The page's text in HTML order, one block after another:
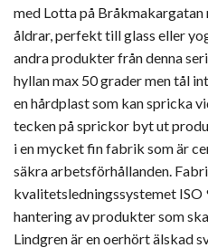
med Lotta på
åldrar, perfekt till glass eller
andra produkter från denna
hyllan max 50 grader men tål
en hårdplast som kan spricka
tecken på sprickor byt ut
i en mycket fin fabrik som är
säkra arbetsförhållanden.
kvalitetsledningssystemet
hantering av produkter som
Lindgren är en oerhört älskad